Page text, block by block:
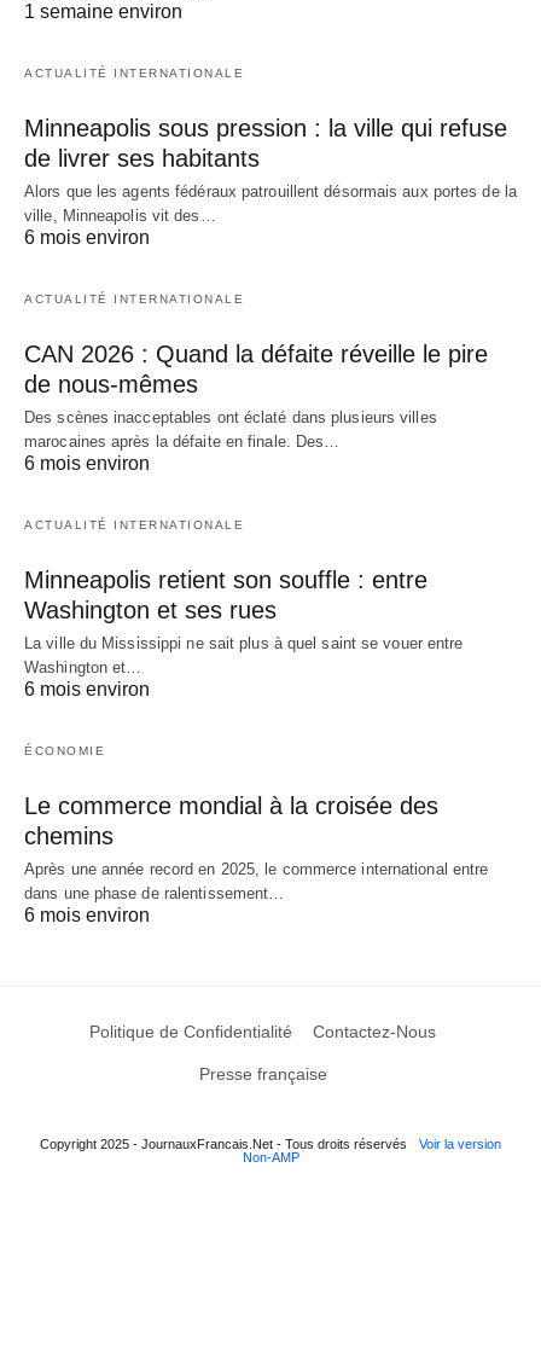
1 semaine environ
ACTUALITÉ INTERNATIONALE
Minneapolis sous pression : la ville qui refuse
de livrer ses habitants
Alors que les agents fédéraux patrouillent désormais aux portes de la
ville, Minneapolis vit des…
6 mois environ
ACTUALITÉ INTERNATIONALE
CAN 2026 : Quand la défaite réveille le pire
de nous-mêmes
Des scènes inacceptables ont éclaté dans plusieurs villes
marocaines après la défaite en finale. Des…
6 mois environ
ACTUALITÉ INTERNATIONALE
Minneapolis retient son souffle : entre
Washington et ses rues
La ville du Mississippi ne sait plus à quel saint se vouer entre
Washington et…
6 mois environ
ÉCONOMIE
Le commerce mondial à la croisée des
chemins
Après une année record en 2025, le commerce international entre
dans une phase de ralentissement…
6 mois environ
Politique de Confidentialité Contactez-Nous
Presse française
Copyright 2025 - JournauxFrancais.Net - Tous droits réservés
Voir la version
Non-AMP